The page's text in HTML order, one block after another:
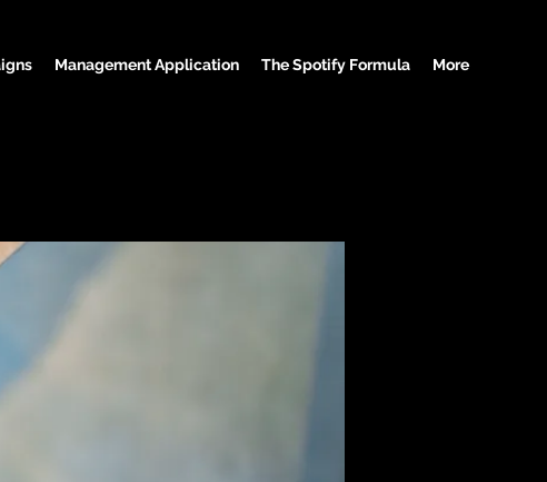
Management Application The Spotify Formula More